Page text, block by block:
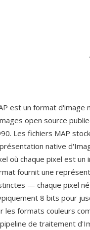
est un format d'image
open source
Les fichiers MAP
native
où chaque pixel est
fournit une
— chaque pixel
8 bits pour
les formats couleurs
de traitement